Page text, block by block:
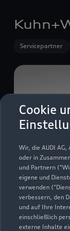
Cookie
Wir, die AUDI
oder in
und Partnern
eigene und
verwenden
verbessern, den
und auf Ihre
einschließlich
externe Inhalte
Servicepartner
21266